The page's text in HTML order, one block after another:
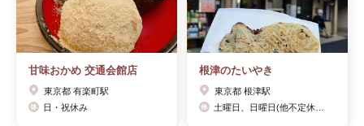
甘味おかめ 交通会館店
東京都 有楽町駅
日・祝休み
根津のたいやき
東京都 根津駅